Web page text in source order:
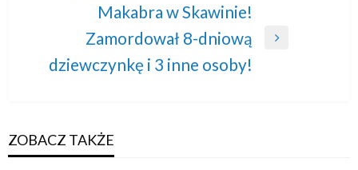
Post
Makabra w Skawinie!
Zamordował 8-dniową
dziewczynkę i 3 inne osoby!
ZOBACZ TAKŻE